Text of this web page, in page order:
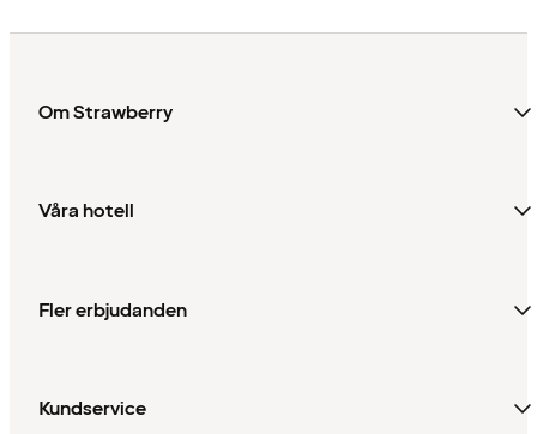
Om Strawberry
Våra hotell
Fler erbjudanden
Kundservice